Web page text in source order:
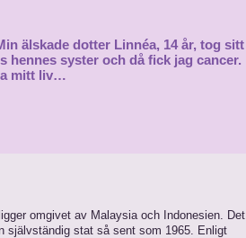
älskade dotter Linnéa, 14 år, tog sitt
hennes syster och då fick jag cancer.
mitt liv…
omgivet av Malaysia och Indonesien. Det
självständig stat så sent som 1965. Enligt